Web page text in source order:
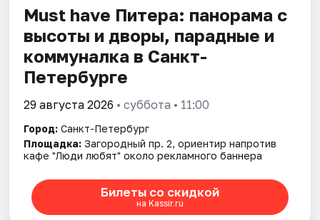
Must have Питера: панорама с
высоты и дворы, парадные и
коммуналка в Санкт-
Петербурге
29 августа 2026 • суббота • 11:00
Город: Санкт-Петербург
Площадка: Загородный пр. 2, ориентир напротив
кафе "Люди любят" около рекламного баннера
Билеты со скидкой
на Kassir.ru